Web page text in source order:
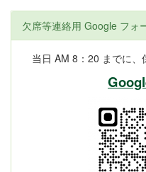
欠席等連絡用 Google フォ
当日 AM 8：20 までに、